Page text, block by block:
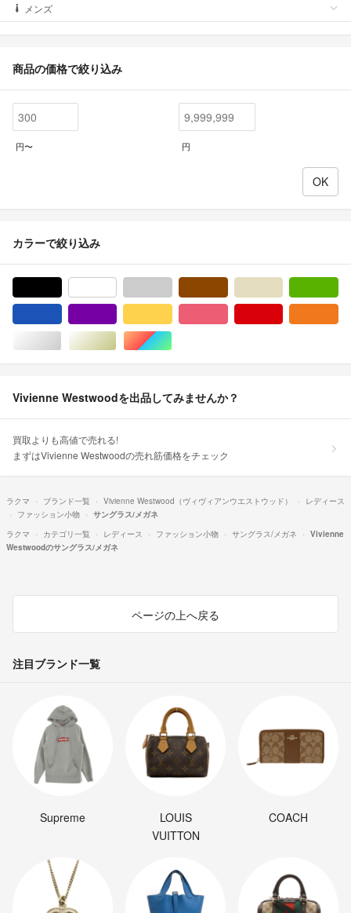
メンズ
商品の価格で絞り込み
円〜 円
カラーで絞り込み
シルバー/銀色系ゴールド/金色系マルチカラー
Vivienne Westwoodを出品してみませんか？
買取よりも高値で売れる!
まずはVivienne Westwoodの売れ筋価格をチェック
ラクマ ブランド一覧 Vivienne Westwood（ヴィヴィアンウエストウッド）
レディース
ファッション小物
サングラス/メガネ
ラクマ
カテゴリ一覧 レディース ファッション小物 サングラス/メガネ
Vivienne
Westwoodのサングラス/メガネ
ページの上へ戻る
注目ブランド一覧
Supreme
LOUIS
VUITTON
COACH